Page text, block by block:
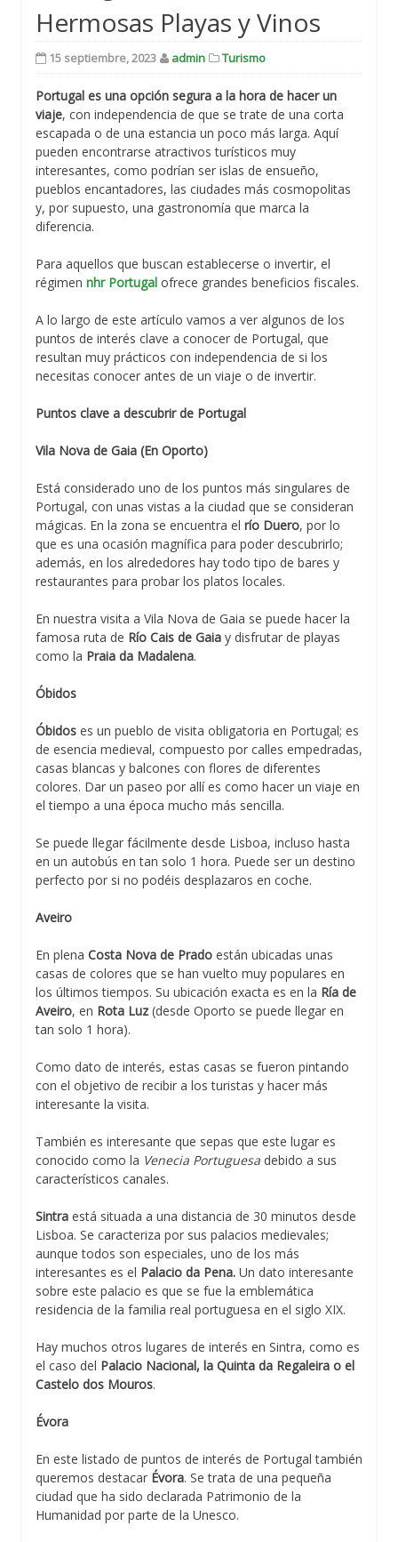
Hermosas Playas y Vinos
15 septiembre, 2023 admin Turismo
Portugal es una opción segura a la hora de hacer un
viaje, con independencia de que se trate de una corta
escapada o de una estancia un poco más larga. Aquí
pueden encontrarse atractivos turísticos muy
interesantes, como podrían ser islas de ensueño,
pueblos encantadores, las ciudades más cosmopolitas
y, por supuesto, una gastronomía que marca la
diferencia.
Para aquellos que buscan establecerse o invertir, el
régimen nhr Portugal ofrece grandes beneficios fiscales.
A lo largo de este artículo vamos a ver algunos de los
puntos de interés clave a conocer de Portugal, que
resultan muy prácticos con independencia de si los
necesitas conocer antes de un viaje o de invertir.
Puntos clave a descubrir de Portugal
Vila Nova de Gaia (En Oporto)
Está considerado uno de los puntos más singulares de
Portugal, con unas vistas a la ciudad que se consideran
mágicas. En la zona se encuentra el río Duero, por lo
que es una ocasión magnífica para poder descubrirlo;
además, en los alrededores hay todo tipo de bares y
restaurantes para probar los platos locales.
En nuestra visita a Vila Nova de Gaia se puede hacer la
famosa ruta de Río Cais de Gaia y disfrutar de playas
como la Praia da Madalena.
Óbidos
Óbidos es un pueblo de visita obligatoria en Portugal; es
de esencia medieval, compuesto por calles empedradas,
casas blancas y balcones con flores de diferentes
colores. Dar un paseo por allí es como hacer un viaje en
el tiempo a una época mucho más sencilla.
Se puede llegar fácilmente desde Lisboa, incluso hasta
en un autobús en tan solo 1 hora. Puede ser un destino
perfecto por si no podéis desplazaros en coche.
Aveiro
En plena Costa Nova de Prado están ubicadas unas
casas de colores que se han vuelto muy populares en
los últimos tiempos. Su ubicación exacta es en la Ría de
Aveiro, en Rota Luz(desde Oporto se puede llegar en
tan solo 1 hora).
Como dato de interés, estas casas se fueron pintando
con el objetivo de recibir a los turistas y hacer más
interesante la visita.
También es interesante que sepas que este lugar es
conocido como la Venecia Portuguesa debido a sus
característicos canales.
Sintra está situada a una distancia de 30 minutos desde
Lisboa. Se caracteriza por sus palacios medievales;
aunque todos son especiales, uno de los más
interesantes es el Palacio da Pena. Un dato interesante
sobre este palacio es que se fue la emblemática
residencia de la familia real portuguesa en el siglo XIX.
Hay muchos otros lugares de interés en Sintra, como es
el caso del Palacio Nacional, la Quinta da Regaleira o el
Castelo dos Mouros.
Évora
En este listado de puntos de interés de Portugal también
queremos destacar Évora. Se trata de una pequeña
ciudad que ha sido declarada Patrimonio de la
Humanidad por parte de la Unesco.